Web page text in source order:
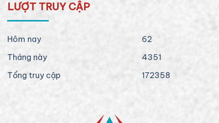
LƯỢT TRUY CẬP
Hôm nay
62
Tháng này
4351
Tổng truy cập
172358